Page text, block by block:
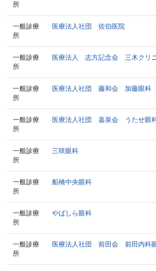
所
一般診療
所
医療法人社団 佐伯医院
一般診療
所
医療法人 志方記念会 三木クリ
一般診療
所
医療法人社団 藤和会 加藤眼科
一般診療
所
医療法人社団 嘉泉会 うたせ眼
一般診療
所
三咲眼科
一般診療
所
船橋中央眼科
一般診療
所
やばしら眼科
一般診療
所
医療法人社団 前田会 前田内科